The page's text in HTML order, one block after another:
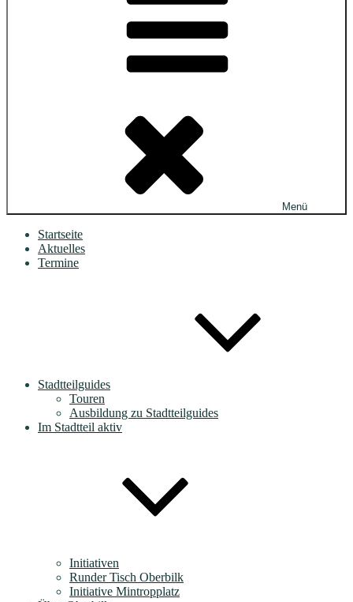
Menü
Startseite
Aktuelles
Termine
Stadtteilguides
Touren
Ausbildung zu Stadtteilguides
Im Stadtteil aktiv
Initiativen
Runder Tisch Oberbilk
Initiative Mintropplatz